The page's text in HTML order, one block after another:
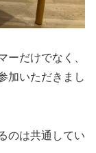
ーだけでなく、
加いただきまし
のは共通してい